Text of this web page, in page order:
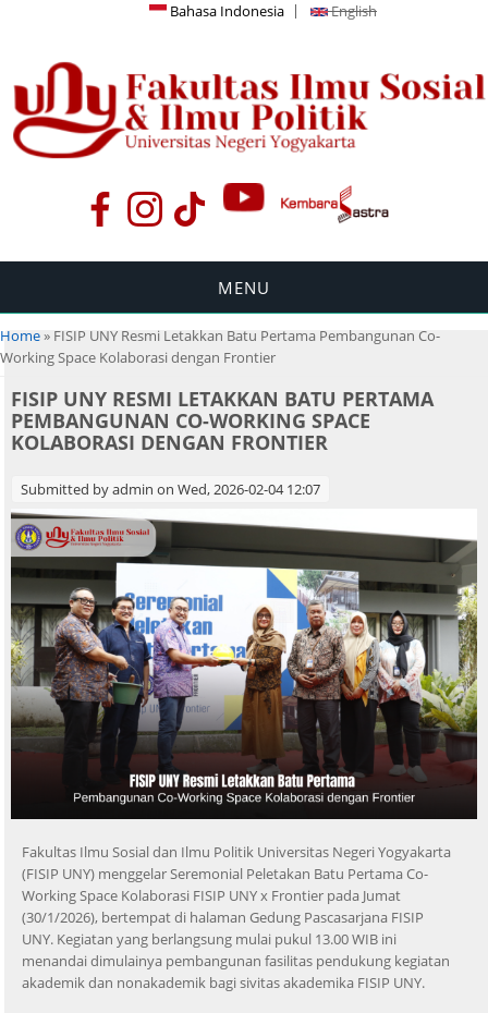
Bahasa Indonesia English
MENU
You are here
Home» FISIP UNY Resmi Letakkan Batu Pertama Pembangunan Co-
Working Space Kolaborasi dengan Frontier
FISIP UNY RESMI LETAKKAN BATU PERTAMA
PEMBANGUNAN CO-WORKING SPACE
KOLABORASI DENGAN FRONTIER
Submitted byadmin on Wed, 2026-02-04 12:07
Fakultas Ilmu Sosial dan Ilmu Politik Universitas Negeri Yogyakarta
(FISIP UNY) menggelar Seremonial Peletakan Batu Pertama Co-
Working Space Kolaborasi FISIP UNY x Frontier pada Jumat
(30/1/2026), bertempat di halaman Gedung Pascasarjana FISIP
UNY. Kegiatan yang berlangsung mulai pukul 13.00 WIB ini
menandai dimulainya pembangunan fasilitas pendukung kegiatan
akademik dan nonakademik bagi sivitas akademika FISIP UNY.